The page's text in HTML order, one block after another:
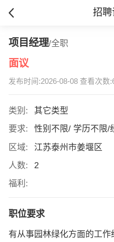
招
项目经理/全职
面议
发布时间:2026-08-08 查看次数
类别:
其它类型
要求:
性别不限/ 学历不限/
区域:
江苏泰州市姜堰区
人数:
2
福利:
职位要求
有从事园林绿化方面的工作